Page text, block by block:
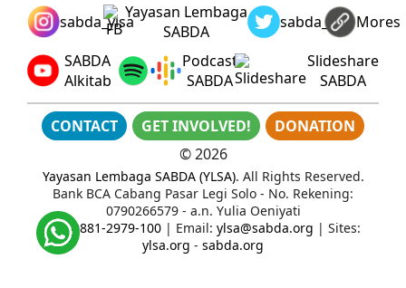
sabda_ylsaYayasan Lembaga
SABDA
sabda_ylsaMores
SABDA
Alkitab
Podcast
SABDA
Slideshare
SABDA
CONTACT GET INVOLVED!
DONATION
©2026
Yayasan Lembaga SABDA (YLSA). All Rights Reserved.
Bank BCA Cabang Pasar Legi Solo - No. Rekening:
0790266579 - a.n. Yulia Oeniyati
WA:0881-2979-100| Email: ylsa@sabda.org | Sites:
ylsa.org - sabda.org